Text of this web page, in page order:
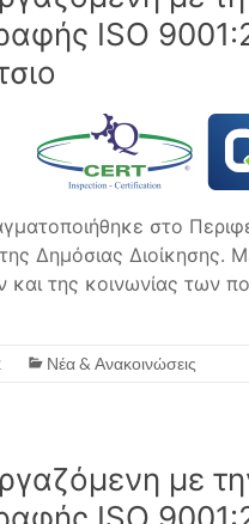
ISO
στο
της Δημόσιας
της κοινωνίας των
Νέα & Ανακοινώσεις
με